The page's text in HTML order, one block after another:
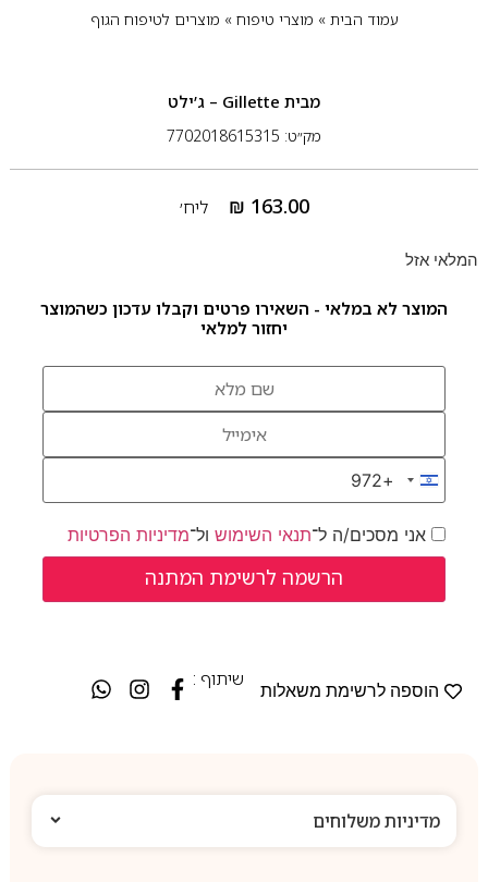
עמוד הבית» מוצרי טיפוח» מוצרים לטיפוח הגוף
מבית Gillette – ג’ילט
מק״ט: 7702018615315
₪ 163.00 ליח׳
המלאי אזל
המוצר לא במלאי - השאירו פרטים וקבלו עדכון כשהמוצר
יחזור למלאי
Israel +972
+972
אני מסכים/ה ל־תנאי השימושול־מדיניות הפרטיות
הוספה לרשימת משאלות
שיתוף :
מדיניות משלוחים